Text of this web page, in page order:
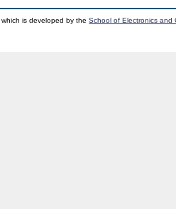
which is developed by theSchool of Electronics and